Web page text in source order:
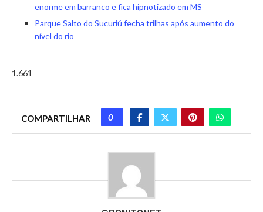
enorme em barranco e fica hipnotizado em MS
Parque Salto do Sucuriú fecha trilhas após aumento do
nível do rio
1.661
COMPARTILHAR 0